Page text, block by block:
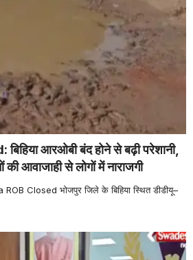
आरओबी बंद होने से बढ़ी परेशानी,
की आवाजाही से लोगों में नाराजगी
Closed भोजपुर जिले के बिहिया स्थित डीडीयू–